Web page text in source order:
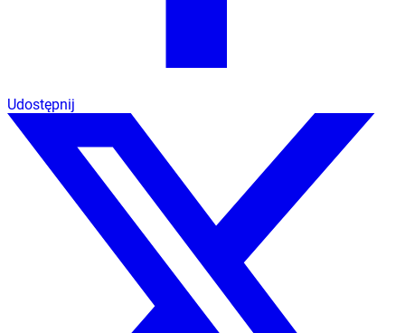
Udostępnij